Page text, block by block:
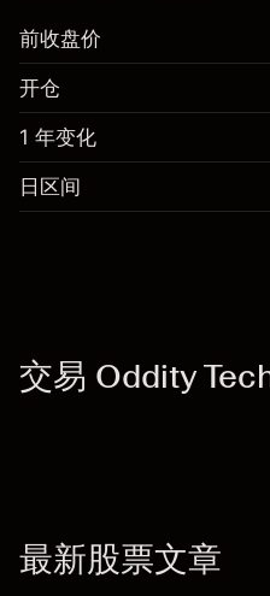
前收盘价
开仓
1 年变化
日区间
交易 Oddity
最新股票文章